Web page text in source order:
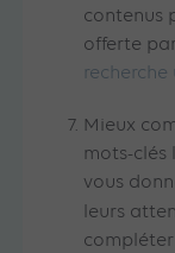
contenus
offerte
recherche
Mieux
mots-clés
vous
leurs
compléter